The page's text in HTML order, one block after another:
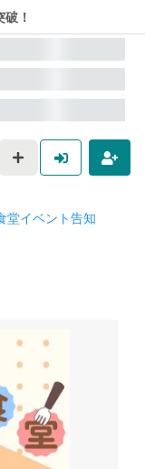
破！
堂イベント告知